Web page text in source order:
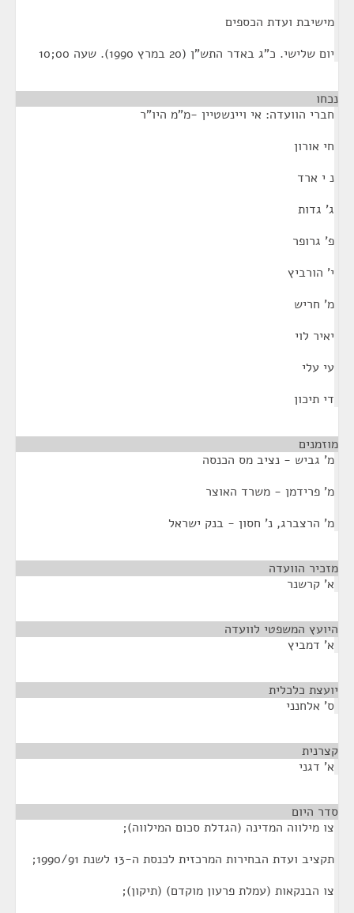
מישיבת ועדת הכספים
יום שלישי. כ"ג באדר התש"ן (20 במרץ 1990). שעה 00;10
נכחו
חברי הוועדה: אי ויינשטיין -מ"מ היו"ר
חי אורון
נ י ארד
ג' גדות
פ' גרופר
י' הורביץ
מ' חריש
יאיר לוי
עי עלי
די תיכון
מוזמנים
מ' גביש - נציב מס הכנסה
מ' פרידמן - משרד האוצר
מ' הרצברג, נ' חסון - בנק ישראל
מזכיר הוועדה
א' קרשנר
היועץ המשפטי לוועדה
א' דמביץ
יועצת כלכלית
ס' אלחנני
קצרנית
א' דגני
סדר היום
צו מילווה המדינה (הגדלת סכום המילווה);
תקציב ועדת הבחירות המרכזית לכנסת ה-13 לשנת 1990/91;
צו הבנקאות (עמלת פרעון מוקדם) (תיקון);